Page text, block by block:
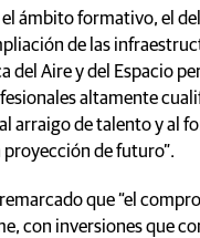
ámbito formativo, el
de las
del Aire y del Espacio
altamente
arraigo de talento y al
de futuro”.
que “el
con inversiones que